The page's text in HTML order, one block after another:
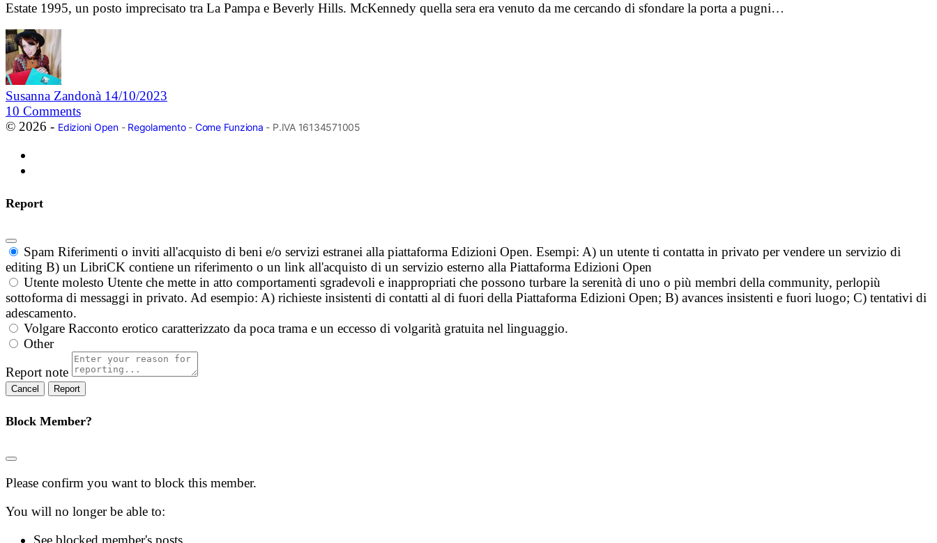
Estate 1995, un posto imprecisato tra La Pampa e Beverly Hills. McKennedy quella sera era venuto da me cercando di sfondare la porta a pugni…
Susanna Zandonà 14/10/2023
10 Comments
© 2026 - Edizioni Open- Regolamento- Come Funziona - P.IVA 16134571005
Report
Spam Riferimenti o inviti all'acquisto di beni e/o servizi estranei alla piattaforma Edizioni Open. Esempi: A) un utente ti contatta in privato per vendere un servizio di
editing B) un LibriCK contiene un riferimento o un link all'acquisto di un servizio esterno alla Piattaforma Edizioni Open
Utente molesto Utente che mette in atto comportamenti sgradevoli e inappropriati che possono turbare la serenità di uno o più membri della community, perlopiù
sottoforma di messaggi in privato. Ad esempio: A) richieste insistenti di contatti al di fuori della Piattaforma Edizioni Open; B) avances insistenti e fuori luogo; C) tentativi di
adescamento.
Volgare Racconto erotico caratterizzato da poca trama e un eccesso di volgarità gratuita nel linguaggio.
Other
Report note
Report
Block Member?
Please confirm you want to block this member.
You will no longer be able to:
See blocked member's posts